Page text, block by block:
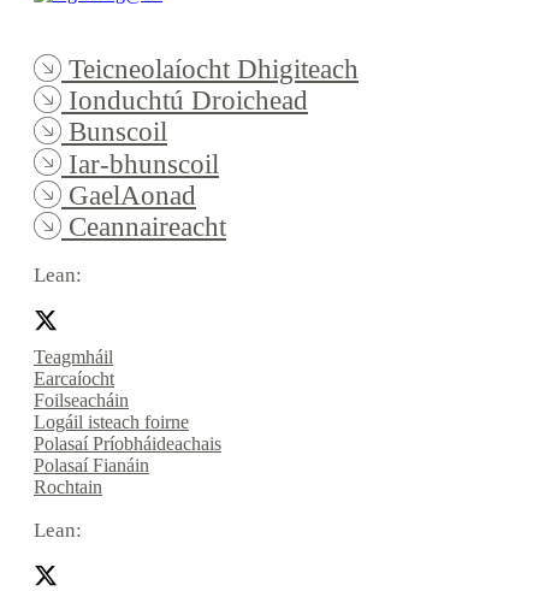
Teicneolaíocht Dhigiteach
Ionduchtú Droichead
Bunscoil
Iar-bhunscoil
GaelAonad
Ceannaireacht
Lean:
Teagmháil
Earcaíocht
Foilseacháin
Logáil isteach foirne
Polasaí Príobháideachais
Polasaí Fianáin
Rochtain
Lean: